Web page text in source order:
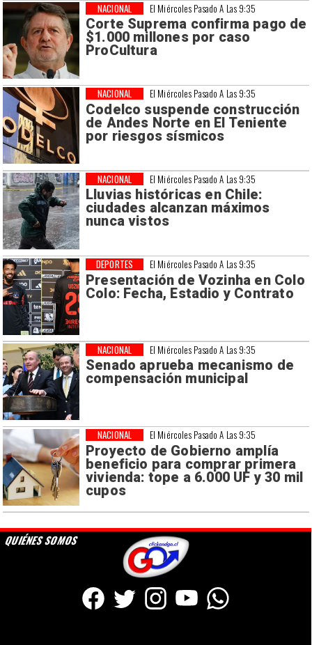
El Miércoles Pasado A Las 9:35
Corte Suprema confirma pago de
$1.000 millones por caso
ProCultura
NACIONAL
El Miércoles Pasado A Las 9:35
Codelco suspende construcción
de Andes Norte en El Teniente
por riesgos sísmicos
NACIONAL
El Miércoles Pasado A Las 9:35
Lluvias históricas en Chile:
ciudades alcanzan máximos
nunca vistos
NACIONAL
El Miércoles Pasado A Las 9:35
Presentación de Vozinha en Colo
Colo: Fecha, Estadio y Contrato
DEPORTES
El Miércoles Pasado A Las 9:35
Senado aprueba mecanismo de
compensación municipal
NACIONAL
El Miércoles Pasado A Las 9:35
Proyecto de Gobierno amplía
beneficio para comprar primera
vivienda: tope a 6.000 UF y 30 mil
cupos
NACIONAL
QUIÉNES SOMOS